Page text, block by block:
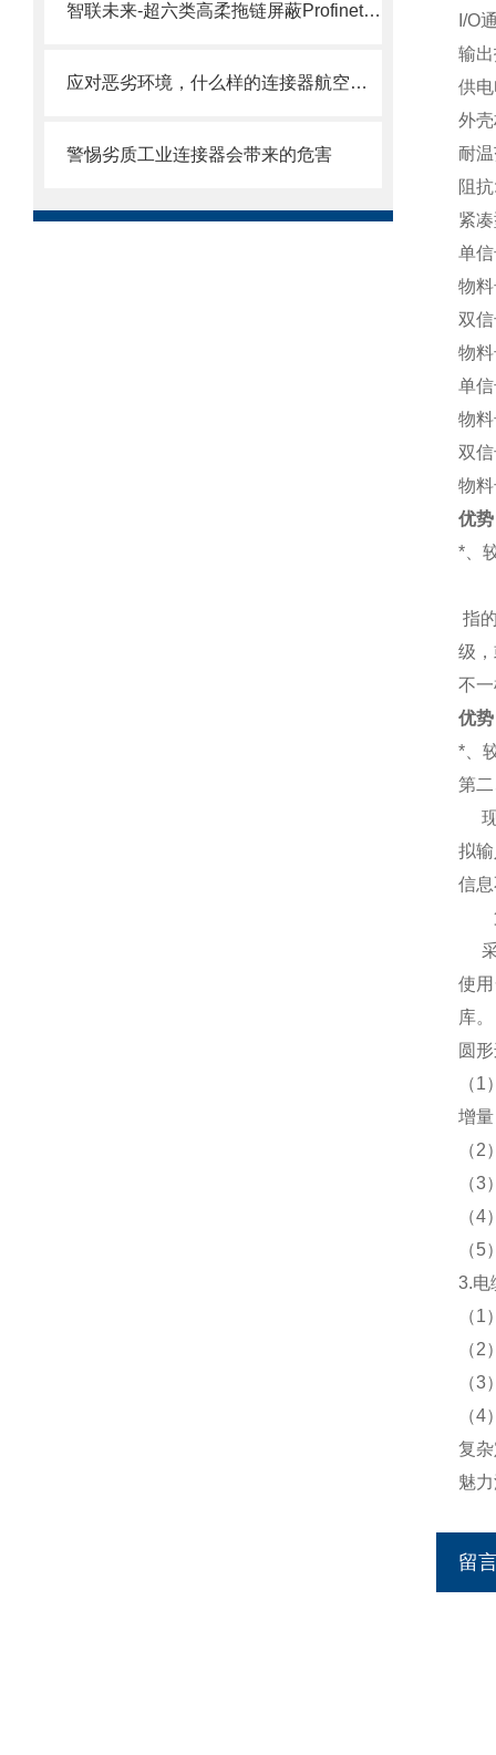
智联未来-超六类高柔拖链屏蔽Profinet伺服通讯EtherCAT6A万兆成品连接线缆
应对恶劣环境，什么样的连接器航空插座才好用？
警惕劣质工业连接器会带来的危害
I/O
输
供
外
耐
阻
紧
单
物
双
物
单
物
双
物
优势
*、
指
级
不
优势
*、
第
现
拟
信
第
使
库。
圆
（
增
（
（
（
（
3.电
（
（
（
（
复
魅
留